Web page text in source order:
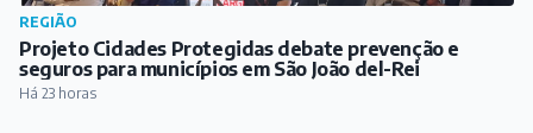
REGIÃO
Projeto Cidades Protegidas debate prevenção e
seguros para municípios em São João del-Rei
Há 23 horas